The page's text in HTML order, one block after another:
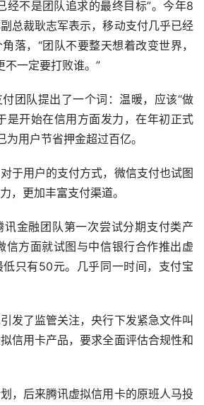
经不是团队追求的最终目标”。今年8
总裁耿志军表示，移动支付几乎已经
落，“团队不要整天想着改变世界，
不一定要打败谁。”
团队提出了一个词：温暖，应该“做
是开始在信用方面发力，在年初正式
为用户节省押金超过百亿。
于用户的支付方式，微信支付也试图
，更加丰富支付渠道。
讯金融团队第一次尝试分期支付类产
信方面就试图与中信银行合作推出虚
只有50元。几乎同一时间，支付宝
发了监管关注，央行下发紧急文件叫
信用卡产品，要求全面评估合规性和
，后来腾讯虚拟信用卡的原班人马投